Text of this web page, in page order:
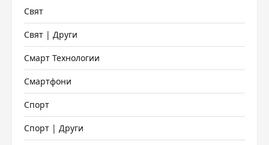
Свят
Свят | Други
Смарт Технологии
Смартфони
Спорт
Спорт | Други